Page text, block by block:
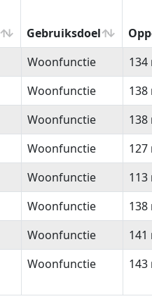
Gebruiksdoel
Gebruiksdoel
Woonfunctie 134
Woonfunctie 138
Woonfunctie 138
Woonfunctie 127
Woonfunctie 113
Woonfunctie 138
Woonfunctie 141
Woonfunctie 143